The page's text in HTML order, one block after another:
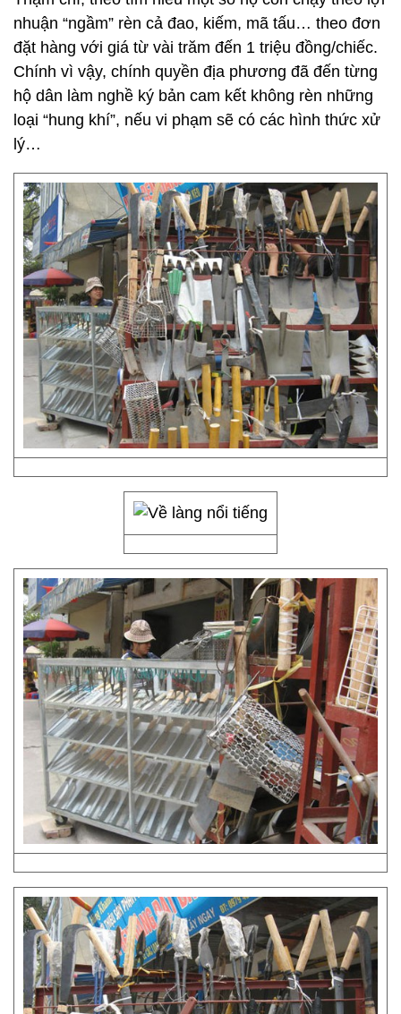
nhuận “ngầm” rèn cả đao, kiếm, mã tấu… theo đơn
đặt hàng với giá từ vài trăm đến 1 triệu đồng/chiếc.
Chính vì vậy, chính quyền địa phương đã đến từng
hộ dân làm nghề ký bản cam kết không rèn những
loại “hung khí”, nếu vi phạm sẽ có các hình thức xử
lý…